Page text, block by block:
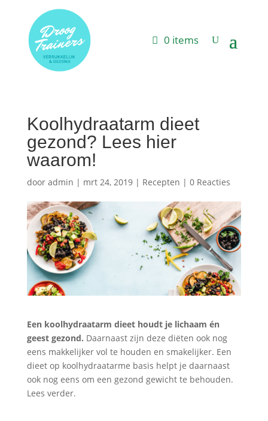
0 items
Koolhydraatarm dieet
gezond? Lees hier
waarom!
door admin | mrt 24, 2019| Recepten | 0 Reacties
Een koolhydraatarm dieet houdt je lichaam én
geest gezond. Daarnaast zijn deze diëten ook nog
eens makkelijker vol te houden en smakelijker. Een
dieet op koolhydraatarme basis helpt je daarnaast
ook nog eens om een gezond gewicht te behouden.
Lees verder.